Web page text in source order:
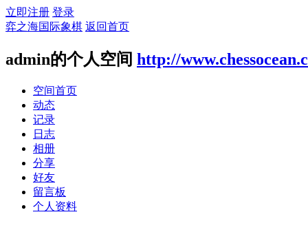
立即注册 登录
弈之海国际象棋 返回首页
admin的个人空间 http://
空间首页
动态
记录
日志
相册
分享
好友
留言板
个人资料